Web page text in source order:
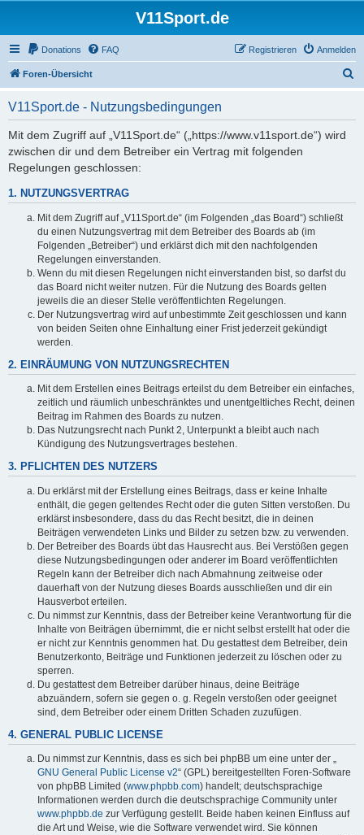
V11Sport.de
Donations FAQ Anmelden
Registrieren
Foren-Übersicht
V11Sport.de - Nutzungsbedingungen
Mit dem Zugriff auf „V11Sport.de“ („https://www.v11sport.de“) wird
zwischen dir und dem Betreiber ein Vertrag mit folgenden
Regelungen geschlossen:
1. NUTZUNGSVERTRAG
Mit dem Zugriff auf „V11Sport.de“ (im Folgenden „das Board“) schließt
du einen Nutzungsvertrag mit dem Betreiber des Boards ab (im
Folgenden „Betreiber“) und erklärst dich mit den nachfolgenden
Regelungen einverstanden.
Wenn du mit diesen Regelungen nicht einverstanden bist, so darfst du
das Board nicht weiter nutzen. Für die Nutzung des Boards gelten
jeweils die an dieser Stelle veröffentlichten Regelungen.
Der Nutzungsvertrag wird auf unbestimmte Zeit geschlossen und kann
von beiden Seiten ohne Einhaltung einer Frist jederzeit gekündigt
werden.
2. EINRÄUMUNG VON NUTZUNGSRECHTEN
Mit dem Erstellen eines Beitrags erteilst du dem Betreiber ein einfaches,
zeitlich und räumlich unbeschränktes und unentgeltliches Recht, deinen
Beitrag im Rahmen des Boards zu nutzen.
Das Nutzungsrecht nach Punkt 2, Unterpunkt a bleibt auch nach
Kündigung des Nutzungsvertrages bestehen.
3. PFLICHTEN DES NUTZERS
Du erklärst mit der Erstellung eines Beitrags, dass er keine Inhalte
enthält, die gegen geltendes Recht oder die guten Sitten verstoßen. Du
erklärst insbesondere, dass du das Recht besitzt, die in deinen
Beiträgen verwendeten Links und Bilder zu setzen bzw. zu verwenden.
Der Betreiber des Boards übt das Hausrecht aus. Bei Verstößen gegen
diese Nutzungsbedingungen oder anderer im Board veröffentlichten
Regeln kann der Betreiber dich nach Abmahnung zeitweise oder
dauerhaft von der Nutzung dieses Boards ausschließen und dir ein
Hausverbot erteilen.
Du nimmst zur Kenntnis, dass der Betreiber keine Verantwortung für die
Inhalte von Beiträgen übernimmt, die er nicht selbst erstellt hat oder die
er nicht zur Kenntnis genommen hat. Du gestattest dem Betreiber, dein
Benutzerkonto, Beiträge und Funktionen jederzeit zu löschen oder zu
sperren.
Du gestattest dem Betreiber darüber hinaus, deine Beiträge
abzuändern, sofern sie gegen o. g. Regeln verstoßen oder geeignet
sind, dem Betreiber oder einem Dritten Schaden zuzufügen.
4. GENERAL PUBLIC LICENSE
Du nimmst zur Kenntnis, dass es sich bei phpBB um eine unter der „
GNU General Public License v2“ (GPL) bereitgestellten Foren-Software
von phpBB Limited (www.phpbb.com) handelt; deutschsprachige
Informationen werden durch die deutschsprachige Community unter
www.phpbb.de zur Verfügung gestellt. Beide haben keinen Einfluss auf
die Art und Weise, wie die Software verwendet wird. Sie können